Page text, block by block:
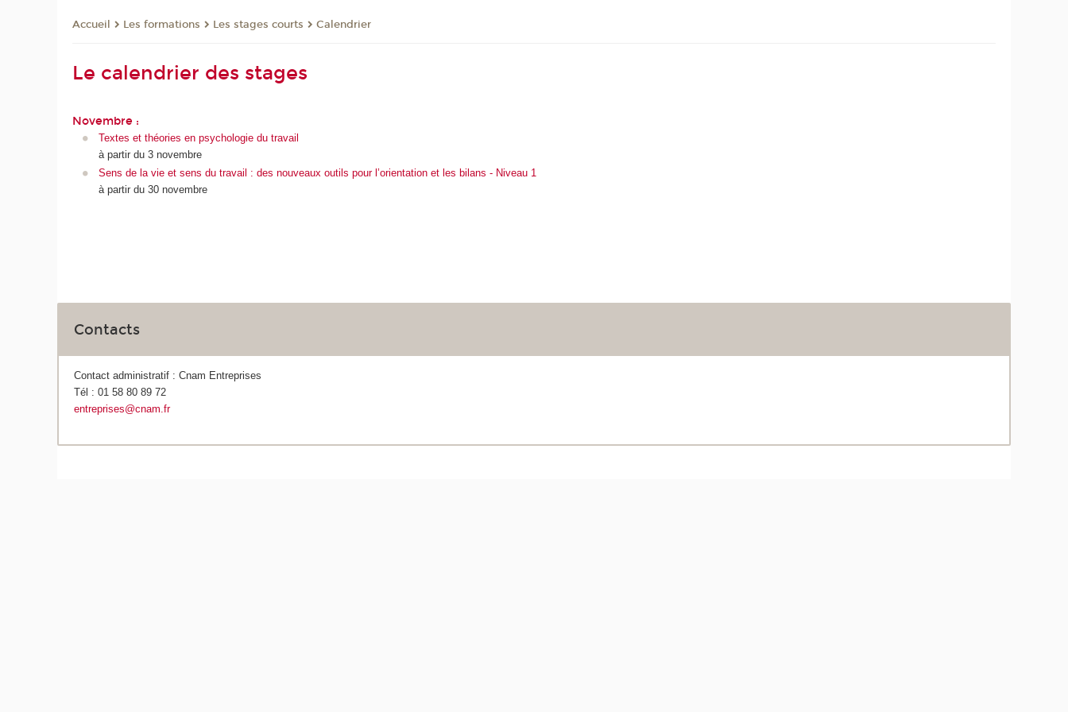
Accueil Les formations Les stages courts Calendrier
Le calendrier des stages
Novembre :
Textes et théories en psychologie du travail
à partir du 3 novembre
Sens de la vie et sens du travail : des nouveaux outils pour l’orientation et les bilans - Niveau 1
à partir du 30 novembre
Contacts
Contact administratif : Cnam Entreprises
Tél : 01 58 80 89 72
entreprises@cnam.fr